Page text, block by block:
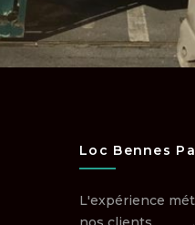
Loc Bennes
L'expérience